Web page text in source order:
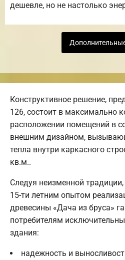
дешевле, но не настолько
Конструктивное решение,
126, состоит в максимально
расположении помещений в
внешним дизайном,
тепла внутри каркасного
кв.м..
Следуя неизменной
15-ти летним опытом
древесины «Дача из бруса»
потребителям
здания:
надежность и